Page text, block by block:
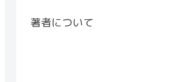
著者について